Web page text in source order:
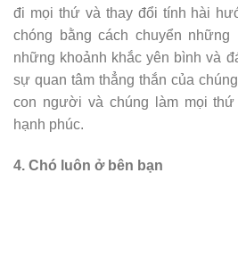
đi mọi thứ và thay đổi tính hài
chóng bằng cách chuyển những
những khoảnh khắc yên bình và
sự quan tâm thẳng thắn của
con người và chúng làm mọi
hạnh phúc.
4. Chó luôn ở bên bạn